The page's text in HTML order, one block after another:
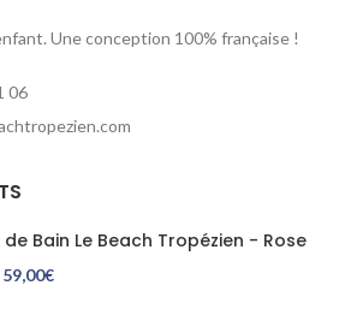
Une conception 100% française !
06
de Bain Le Beach Tropézien - Rose
Le prix initial était : 95,00€.
59,00€